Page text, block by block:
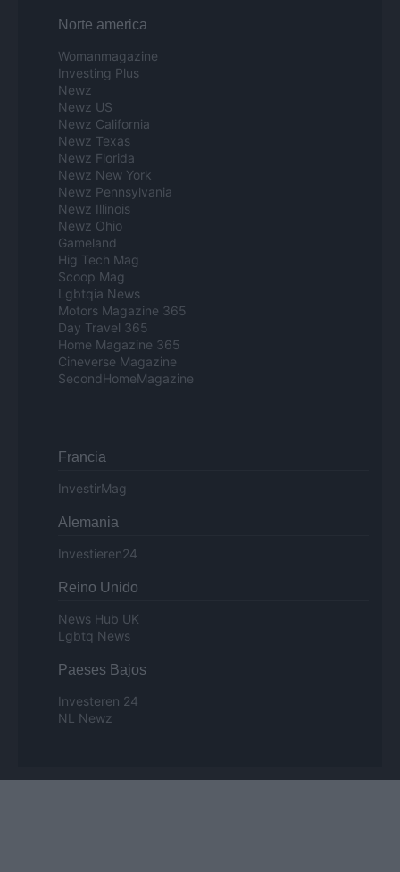
Norte america
Womanmagazine
Investing Plus
Newz
Newz US
Newz California
Newz Texas
Newz Florida
Newz New York
Newz Pennsylvania
Newz Illinois
Newz Ohio
Gameland
Hig Tech Mag
Scoop Mag
Lgbtqia News
Motors Magazine 365
Day Travel 365
Home Magazine 365
Cineverse Magazine
SecondHomeMagazine
Francia
InvestirMag
Alemania
Investieren24
Reino Unido
News Hub UK
Lgbtq News
Paeses Bajos
Investeren 24
NL Newz